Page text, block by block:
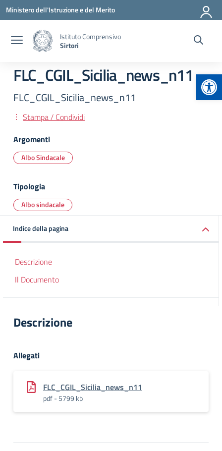
Vai ai contenuti
Vai al menu di navigazione
Vai al footer
Ministero dell'Istruzione e del Merito
Istituto Comprensivo
Sirtori
FLC_CGIL_Sicilia_news_n11
FLC_CGIL_Sicilia_news_n11
Stampa / Condividi
Argomenti
Albo Sindacale
Tipologia
Albo sindacale
Indice della pagina
Descrizione
Il Documento
Descrizione
Allegati
FLC_CGIL_Sicilia_news_n11
pdf - 5799 kb